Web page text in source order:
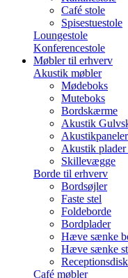
Café stole
Spisestuestole
Loungestole
Konferencestole
Møbler til erhverv
Akustik møbler
Mødeboks
Muteboks
Bordskærme
Akustik
Akustikpaneler
Akustik
Skillevægge
Borde til erhverv
Bordsøjler
Faste stel
Foldeborde
Bordplader
Hæve sænke
Hæve sænke
Receptionsdisk
Café møbler